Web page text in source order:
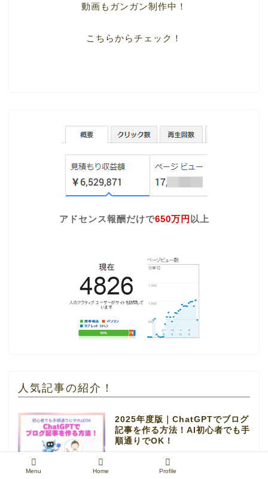
動画もガンガン制作中！
こちらからチェック！
アドセンス報酬だけで650万円 以上
人気記事の紹介！
2025年度版｜ChatGPTでブログ
記事を作る方法！AI初心者でも手
順通りでOK！
Menu Home Profile